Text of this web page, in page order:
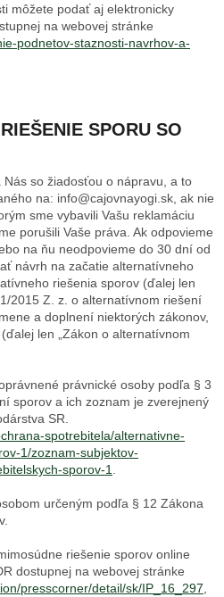
môžete podať aj elektronicky
na webovej stránke
podnetov-staznosti-navrhov-a-
SPORU SO
so žiadosťou o nápravu, a to
na: info@cajovnayogi.sk, ak nie
sme vybavili Vašu reklamáciu
porušili Vaše práva. Ak odpovieme
na ňu neodpovieme do 30 dní od
návrh na začatie alternatívneho
riešenia sporov (ďalej len
2015 Z. z. o alternatívnom riešení
a doplnení niektorých zákonov,
len „Zákon o alternatívnom
právnické osoby podľa § 3
sporov a ich zoznam je zverejnený
SR.
spotrebitela/alternativne-
1/zoznam-subjektov-
sporov-1.
určeným podľa § 12 Zákona
riešenie sporov online
dostupnej na webovej stránke
presscorner/detail/sk/IP_16_297,